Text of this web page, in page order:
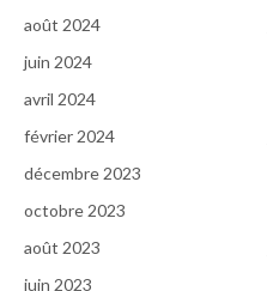
août 2024
juin 2024
avril 2024
février 2024
décembre 2023
octobre 2023
août 2023
juin 2023